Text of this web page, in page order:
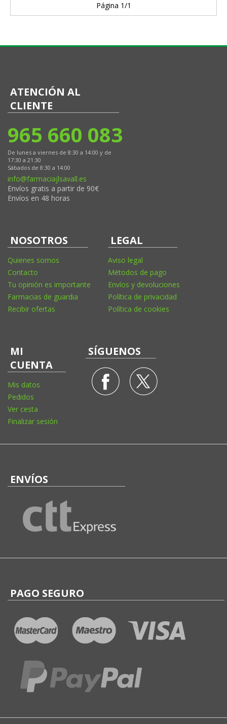
Página 1/1
ATENCIÓN AL
CLIENTE
965 660 083
De lunes a viernes de 8:30 a 14:00 y de
17:30 a 21:30
Sábados de 8:30 a 14:00
info@farmaciajlsavall.es
Envíos gratis a partir de 90€
Envíos en 48 horas
NOSOTROS
Quienes somos
Contacto
Tu opinión es importante
Farmacias de guardia
Recibir ofertas
LEGAL
Aviso legal
Métodos de pago
Envíos y devoluciones
Política de privacidad
Política de cookies
MI
CUENTA
Mis datos
Pedidos
Ver cesta
Finalizar sesión
SÍGUENOS
ENVÍOS
PAGO SEGURO